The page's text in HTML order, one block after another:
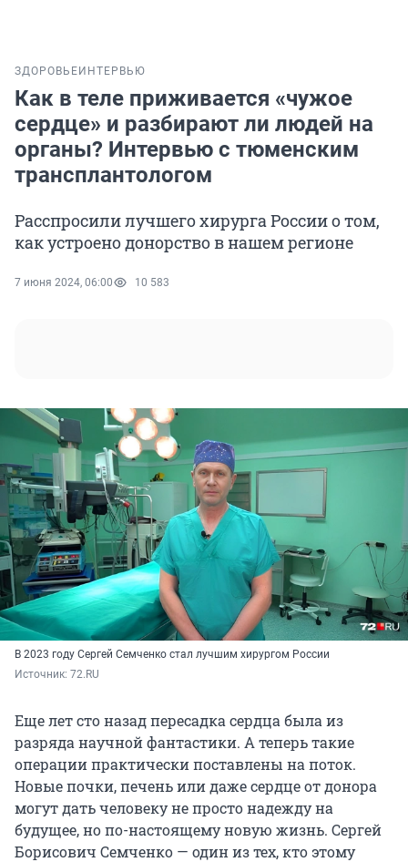
ЗДОРОВЬЕ ИНТЕРВЬЮ
Как в теле приживается «чужое
сердце» и разбирают ли людей на
органы? Интервью с тюменским
трансплантологом
Расспросили лучшего хирурга России о том,
как устроено донорство в нашем регионе
7 июня 2024, 06:00 10 583
В 2023 году Сергей Семченко стал лучшим хирургом России
Источник: 72.RU
Еще лет сто назад пересадка сердца была из
разряда научной фантастики. А теперь такие
операции практически поставлены на поток.
Новые почки, печень или даже сердце от донора
могут дать человеку не просто надежду на
будущее, но по-настоящему новую жизнь. Сергей
Борисович Семченко — один из тех, кто этому